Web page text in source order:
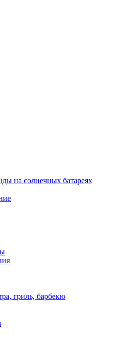
на солнечных батареях
гриль, барбекю